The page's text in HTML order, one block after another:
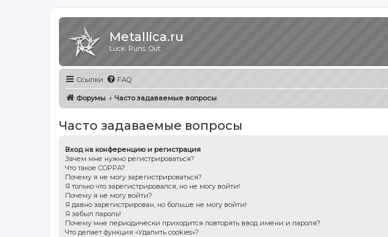
Metallica.ru
Luck. Runs. Out.
Ссылки FAQ
Форумы Часто задаваемые вопросы
Часто задаваемые вопросы
Вход на конференцию и регистрация
Зачем мне нужно регистрироваться?
Что такое COPPA?
Почему я не могу зарегистрироваться?
Я только что зарегистрировался, но не могу войти!
Почему я не могу войти?
Я давно зарегистрирован, но больше не могу войти!
Я забыл пароль!
Почему мне периодически приходится повторять ввод имени и пароля?
Что делает функция «Удалить cookies»?